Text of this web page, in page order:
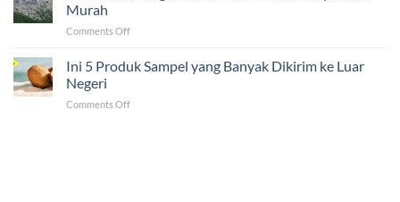
dalam
Barang
Murah
Comments Offon
Jasa
Pengiriman
Venezuela
Ini 5 Produk Sampel yang Banyak Dikirim ke Luar
Negeri
Comments Offon